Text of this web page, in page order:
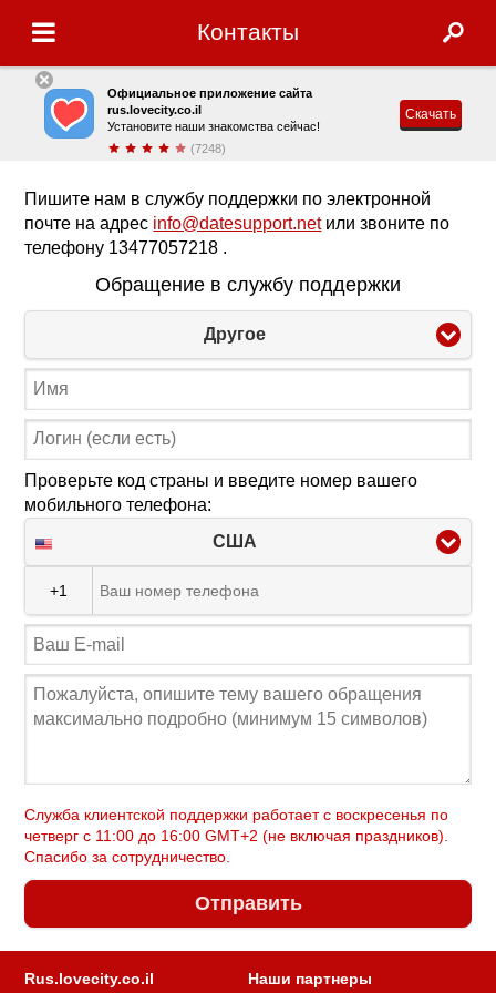
Контакты
Официальное приложение сайта
rus.lovecity.co.il
Установите наши знакомства сейчас!
(7248)
Скачать
Пишите нам в службу поддержки по электронной
почте на адрес info@datesupport.netили звоните по
телефону 13477057218 .
Обращение в службу поддержки
Другое
Проверьте код страны и введите номер вашего
мобильного телефона:
США
+1
Служба клиентской поддержки работает с воскресенья по
четверг c 11:00 до 16:00 GMT+2 (не включая праздников).
Спасибо за сотрудничество.
Отправить
Rus.lovecity.co.il Наши партнеры